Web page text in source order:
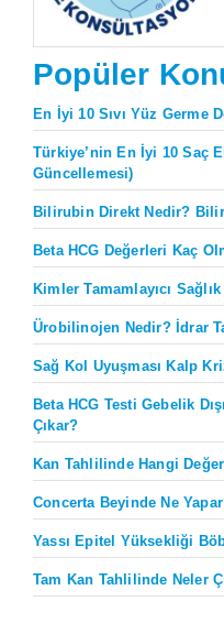
Popüler
En İyi 10 Sıvı Yüz Germe
Türkiye’nin En İyi 10 Saç
Güncellemesi)
Bilirubin Direkt Nedir?
Beta HCG Değerleri Kaç
Kimler Tamamlayıcı
Ürobilinojen Nedir? İdrar
Sağ Kol Uyuşması Kalp
Beta HCG Testi Gebelik
Çıkar?
Kan Tahlilinde Hangi
Concerta Beyinde Ne
Yassı Epitel Yüksekliği
Tam Kan Tahlilinde Neler